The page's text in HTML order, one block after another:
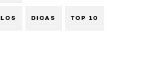
DICAS TOP 10